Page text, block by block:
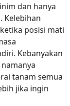
dan hanya
Kelebihan
posisi mati
Kebanyakan
tanam semua
jika ingin